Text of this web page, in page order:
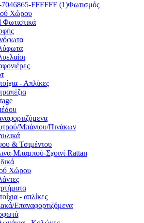
Φωτισμός
Χώρου
Φωτιστικά
- Απλίκες
Μπάνιου/Πινάκων
& Τσιμέντου
Μπαμπού-Σχοινί-Rattan
Χώρου
- απλίκες
Επαναφορτιζόμενα